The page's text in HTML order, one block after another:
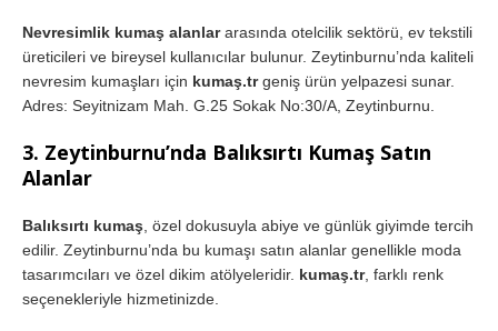
Nevresimlik kumaş alanlararasında otelcilik sektörü, ev tekstili
üreticileri ve bireysel kullanıcılar bulunur. Zeytinburnu’nda kaliteli
nevresim kumaşları için kumaş.trgeniş ürün yelpazesi sunar.
Adres: Seyitnizam Mah. G.25 Sokak No:30/A, Zeytinburnu.
3. Zeytinburnu’nda Balıksırtı Kumaş Satın
Alanlar
Balıksırtı kumaş, özel dokusuyla abiye ve günlük giyimde tercih
edilir. Zeytinburnu’nda bu kumaşı satın alanlar genellikle moda
tasarımcıları ve özel dikim atölyeleridir. kumaş.tr, farklı renk
seçenekleriyle hizmetinizde.